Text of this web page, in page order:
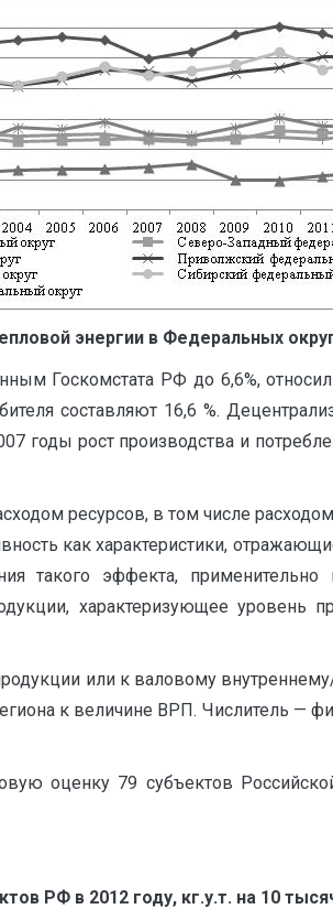
энергии в Федеральных
Госкомстата РФ до 6,6%,
составляют 16,6 %.
годы рост производства и
ресурсов, в том числе
как характеристики,
такого эффекта,
характеризующее уровень
или к валовому
к величине ВРП. Числитель —
оценку 79 субъектов
РФ в 2012 году, кг.у.т. на 10